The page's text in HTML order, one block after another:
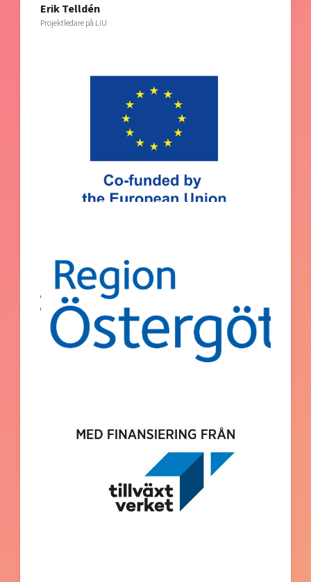
Erik Telldén
Projektledare på LiU